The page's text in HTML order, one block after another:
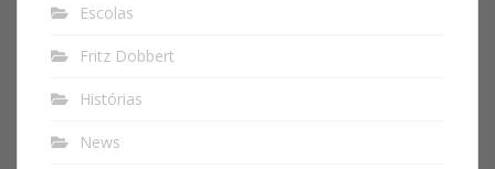
Escolas
Fritz Dobbert
Histórias
News